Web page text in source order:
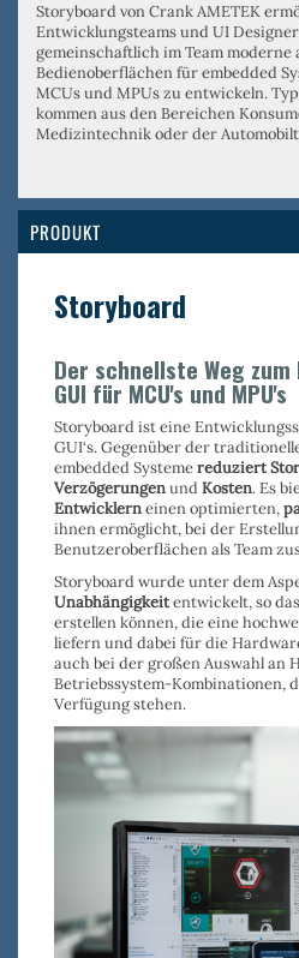
Storyboard von Crank AMETEK
Entwicklungsteams und UI
gemeinschaftlich im Team
Bedienoberflächen für embedded
MCUs und MPUs zu entwickeln.
kommen aus den Bereichen
Medizintechnik oder der
PRODUKT
Storyboard
Der schnellste Weg
GUI für MCU's und MPU's
Storyboard ist eine
GUI‘s. Gegenüber der
embedded Systemereduziert
Verzögerungenund Kosten. Es
Entwicklerneinen optimierten,
ihnen ermöglicht, bei der
Benutzeroberflächen als Team
Storyboard wurde unter dem
Unabhängigkeitentwickelt, so
erstellen können, die eine
liefern und dabei für die
auch bei der großen Auswahl an
Betriebssystem-Kombinationen,
Verfügung stehen.